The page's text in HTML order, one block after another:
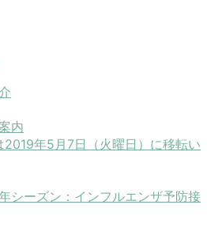
内
年5月7日（火曜日）に移転い
シーズン：インフルエンザ予防接